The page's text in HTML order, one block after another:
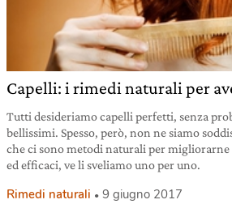
Capelli: i rimedi naturali per
Tutti desideriamo capelli perfetti, senza
bellissimi. Spesso, però, non ne siamo
che ci sono metodi naturali per
ed efficaci, ve li sveliamo uno per uno.
Rimedi naturali 9 giugno 2017